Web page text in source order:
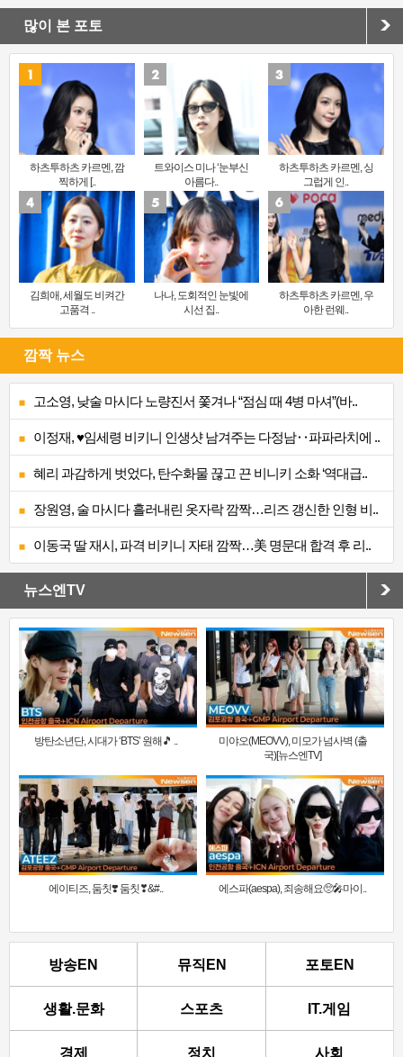
많이 본 포토
하츠투하츠 카르멘, 깜
찍하게 [..
트와이스 미나 ‘눈부신
아름다..
하츠투하츠 카르멘, 싱
그럽게 인..
김희애, 세월도 비켜간
고품격 ..
나나, 도회적인 눈빛에
시선 집..
하츠투하츠 카르멘, 우
아한 런웨..
깜짝 뉴스
고소영, 낮술 마시다 노량진서 쫓겨나 “점심 때 4병 마셔”(바..
이정재, ♥임세령 비키니 인생샷 남겨주는 다정남‥파파라치에 ..
혜리 과감하게 벗었다, 탄수화물 끊고 끈 비니키 소화 ‘역대급..
장원영, 술 마시다 흘러내린 옷자락 깜짝…리즈 갱신한 인형 비..
이동국 딸 재시, 파격 비키니 자태 깜짝…美 명문대 합격 후 리..
뉴스엔TV
방탄소년단, 시대가 ‘BTS’ 원해🎵 ..
미야오(MEOVV), 미모가 넘사벽 (출
국)[뉴스엔TV]
에이티즈, 둠칫❣️ 둠칫❣&#.. 에스파(aespa), 죄송해요🥺🎤마이..
방송EN 뮤직EN 포토EN
생활.문화 스포츠 IT.게임
경제 정치 사회